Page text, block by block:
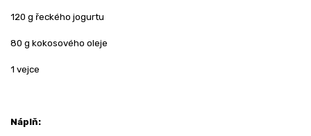
120 g řeckého jogurtu
80 g kokosového oleje
1 vejce
Náplň: